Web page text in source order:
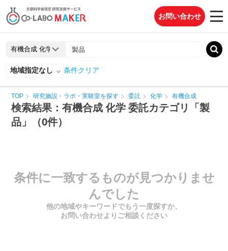
お問い合わせ
地域指定なし 条件クリア
TOP 研究施設・ラボ・実験室を探す 委託 化学 有機合成
検索結果：有機合成 化学 委託カテゴリ「製
品」（0件）
条件に一致するものが見つかりませ
んでした
他の地域やキーワードでもう一度探すか、
お問い合わせよりご相談ください